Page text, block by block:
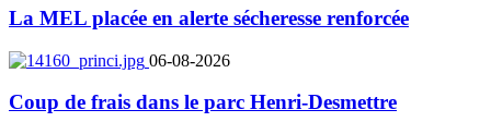
La MEL placée en alerte sécheresse renforcée
06-08-2026
Coup de frais dans le parc Henri-Desmettre